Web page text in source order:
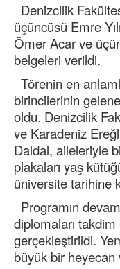
Denizcilik
üçüncüsü Emre
Ömer Acar ve
belgeleri verildi.
Törenin en
birincilerinin
oldu. Denizcilik
ve Karadeniz
Daldal, aileleriyle
plakaları yaş
üniversite tarihine
Programın
diplomaları
gerçekleştirildi.
büyük bir heyecan